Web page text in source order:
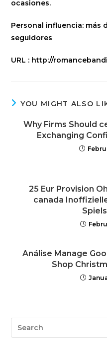
ocasiones.
Personal influencia: más
seguidores
URL : http://
YOU MIGHT ALSO
Why Firms Should
Exchanging
25 Eur Provision
canada
Análise Manage
Shop